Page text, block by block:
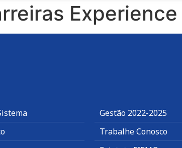
Experience
Gestão 2022-2025
Trabalhe Conosco